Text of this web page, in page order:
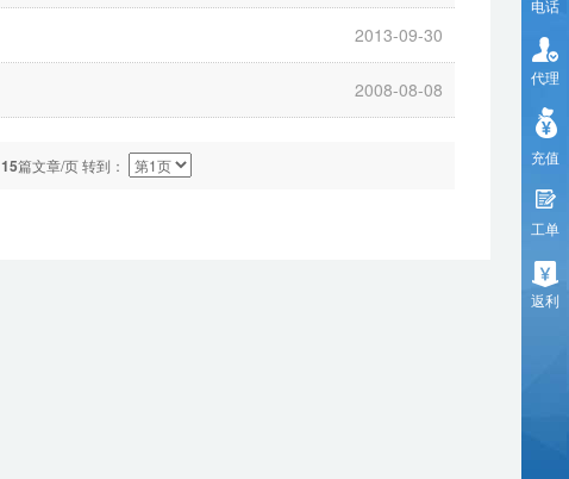
2013-09-30
2008-08-08
15篇文章/页 转到：
电话
代理
充值
工单
返利